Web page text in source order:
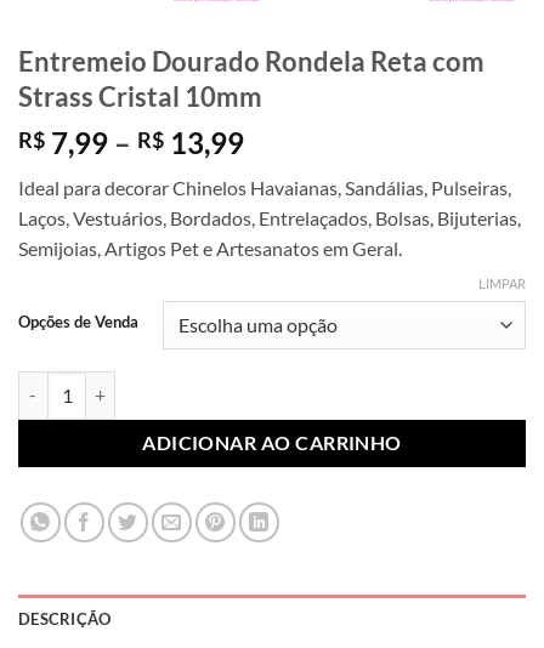
Entremeio Dourado Rondela Reta com
Strass Cristal 10mm
R$ 7,99 – R$ 13,99Faixa
preço:
R$ 7,99
através
Ideal para decorar Chinelos Havaianas, Sandálias, Pulseiras,
Laços, Vestuários, Bordados, Entrelaçados, Bolsas, Bijuterias,
Semijoias, Artigos Pet e Artesanatos em Geral.
Opções de Venda
LIMPAR
ADICIONAR AO CARRINHO
DESCRIÇÃO